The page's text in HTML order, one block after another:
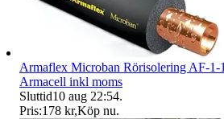
Armaflex Microban Rörisolering AF-1-
Armacell inkl moms
Sluttid10 aug 22:54.
Pris:178 kr,Köp nu.